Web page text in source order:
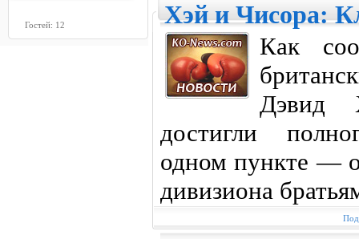
Гостей: 12
Хэй и Чисора:
Как
Дэвид
достигли
одном пункте —
дивизиона